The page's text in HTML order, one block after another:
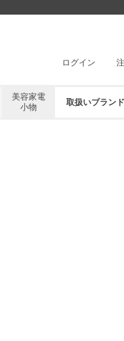
ログイン
美容家電
小物
取扱いブラン